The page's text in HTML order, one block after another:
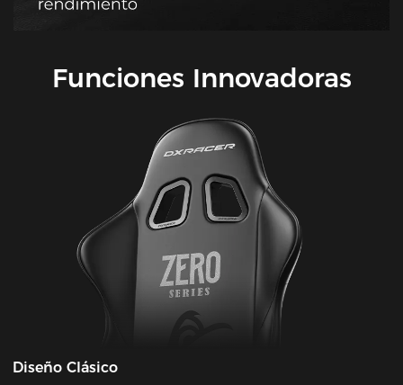
Funciones Innovadoras
Diseño Clásico